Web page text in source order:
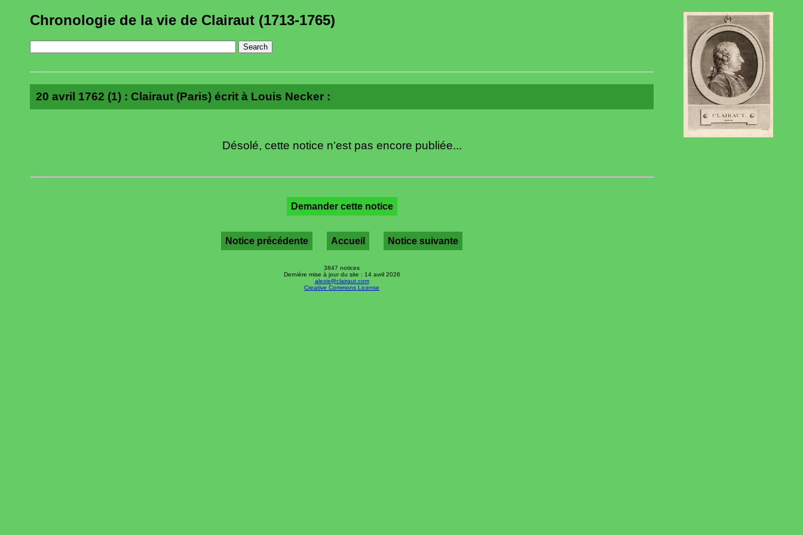
Chronologie de la vie de Clairaut (1713-1765)
20 avril 1762 (1) : Clairaut (Paris) écrit à Louis Necker :
Désolé, cette notice n'est pas encore publiée...
Demander cette notice
Notice précédente Accueil Notice suivante
3847 notices
Dernière mise à jour du site : 14 avril 2026
alexis@clairaut.com
Creative Commons License